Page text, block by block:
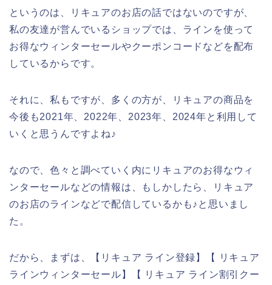
というのは、リキュアのお店の話ではないのですが、
私の友達が営んでいるショップでは、ラインを使って
お得なウィンターセールやクーポンコードなどを配布
しているからです。
それに、私もですが、多くの方が、リキュアの商品を
今後も2021年、2022年、2023年、2024年と利用して
いくと思うんですよね♪
なので、色々と調べていく内にリキュアのお得なウィ
ンターセールなどの情報は、もしかしたら、リキュア
のお店のラインなどで配信しているかも♪と思いまし
た。
だから、まずは、【リキュア ライン登録】【 リキュア
ラインウィンターセール】【 リキュア ライン割引クー